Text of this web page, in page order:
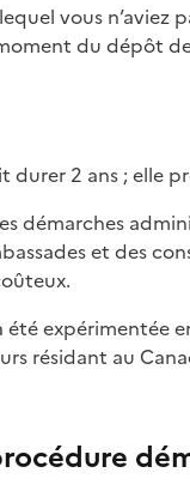
vous n’aviez
du dépôt
durer 2 ans ; elle
et des
été expérimentée
résidant au